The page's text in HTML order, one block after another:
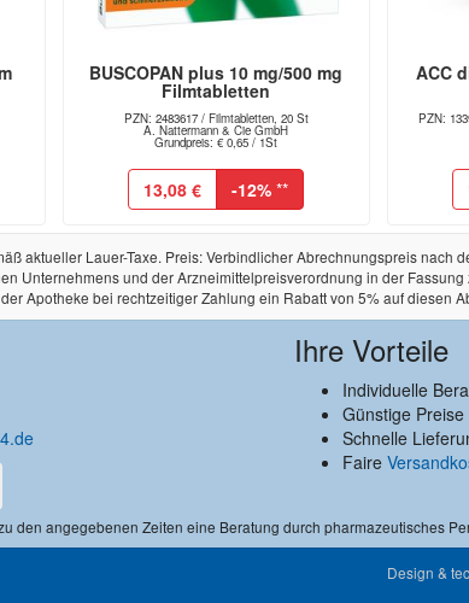
BUSCOPAN plus 10 mg/500 mg
Filmtabletten
PZN: 2483617 / Filmtabletten, 20 St
A. Nattermann & Cie GmbH
Grundpreis: € 0,65 / 1St
13,08 € -12% **
ACC
PZN:
aktueller Lauer-Taxe. Preis: Verbindlicher Abrechnungspreis
Unternehmens und der Arzneimittelpreisverordnung in der
Apotheke bei rechtzeitiger Zahlung ein Rabatt von 5% auf diesen
Ihre Vorteile
Individuelle
Günstige Preise
Schnelle
Faire
den angegebenen Zeiten eine Beratung durch pharmazeutisches
Design &